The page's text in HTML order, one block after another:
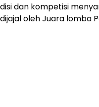
dan kompetisi
oleh Juara lomba